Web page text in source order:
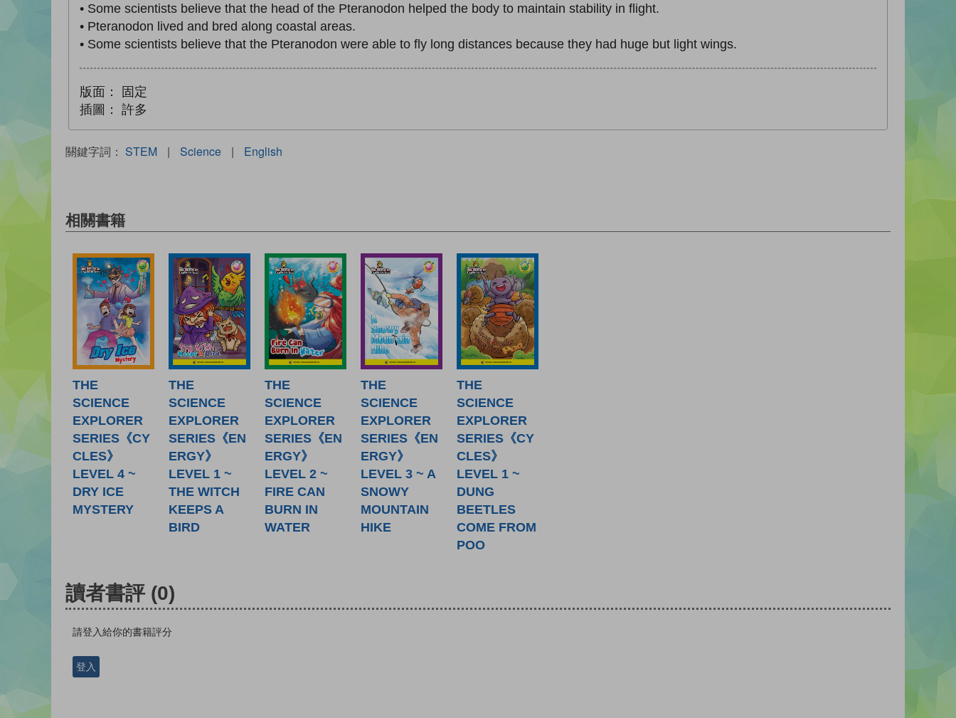
• Some scientists believe that the head of the Pteranodon helped the body to maintain stability in flight.
• Pteranodon lived and bred along coastal areas.
• Some scientists believe that the Pteranodon were able to fly long distances because they had huge but light wings.
版面：
固定
插圖：
許多
關鍵字詞： STEM | Science | English
相關書籍
THE
SCIENCE
EXPLORER
SERIES《CY
CLES》
LEVEL 4 ~
DRY ICE
MYSTERY
THE
SCIENCE
EXPLORER
SERIES《EN
ERGY》
LEVEL 1 ~
THE WITCH
KEEPS A
BIRD
THE
SCIENCE
EXPLORER
SERIES《EN
ERGY》
LEVEL 2 ~
FIRE CAN
BURN IN
WATER
THE
SCIENCE
EXPLORER
SERIES《EN
ERGY》
LEVEL 3 ~ A
SNOWY
MOUNTAIN
HIKE
THE
SCIENCE
EXPLORER
SERIES《CY
CLES》
LEVEL 1 ~
DUNG
BEETLES
COME FROM
POO
讀者書評 (0)
請登入給你的書籍評分
登入